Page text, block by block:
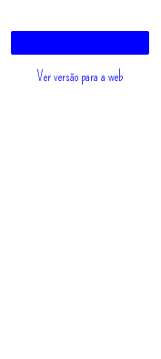
Ver versão para a web